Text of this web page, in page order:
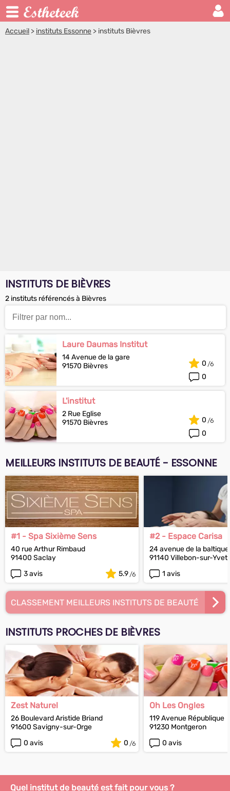
Accueil > instituts Essonne > instituts Bièvres
INSTITUTS DE BIÈVRES
2 instituts référencés à Bièvres
Laure Daumas Institut
14 Avenue de la gare
91570 Bièvres
0
0
L'institut
2 Rue Eglise
91570 Bièvres
0
0
MEILLEURS INSTITUTS DE BEAUTÉ - ESSONNE
#1 - Spa Sixième Sens
40 rue Arthur Rimbaud
91400 Saclay
3 avis
5.9
#2 - Espace Carisa
24 avenue de la baltique
91140 Villebon-sur-
1 avis
CLASSEMENT MEILLEURS INSTITUTS DE BEAUTÉ
INSTITUTS PROCHES DE BIÈVRES
Zest Naturel
26 Boulevard Aristide Briand
91600 Savigny-sur-Orge
0 avis
0
Oh Les Ongles
119 Avenue République
91230 Montgeron
0 avis
Quel institut de beauté est fait pour vous ?